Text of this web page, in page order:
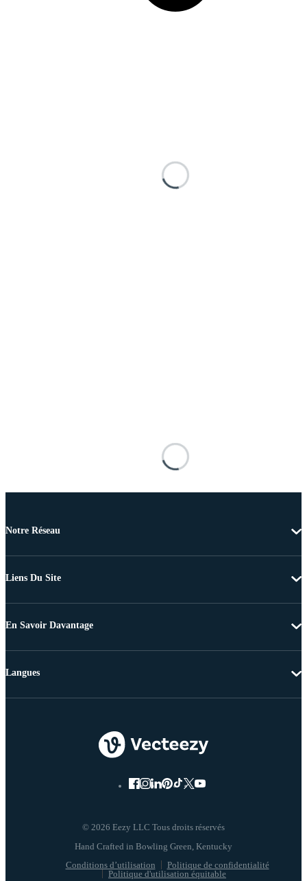
Notre Réseau
Liens Du Site
En Savoir Davantage
© 2026 Eezy LLC Tous droits réservés
Conditions d’utilisation
Politique de confidentialité
Politique d'utilisation équitable
Langues